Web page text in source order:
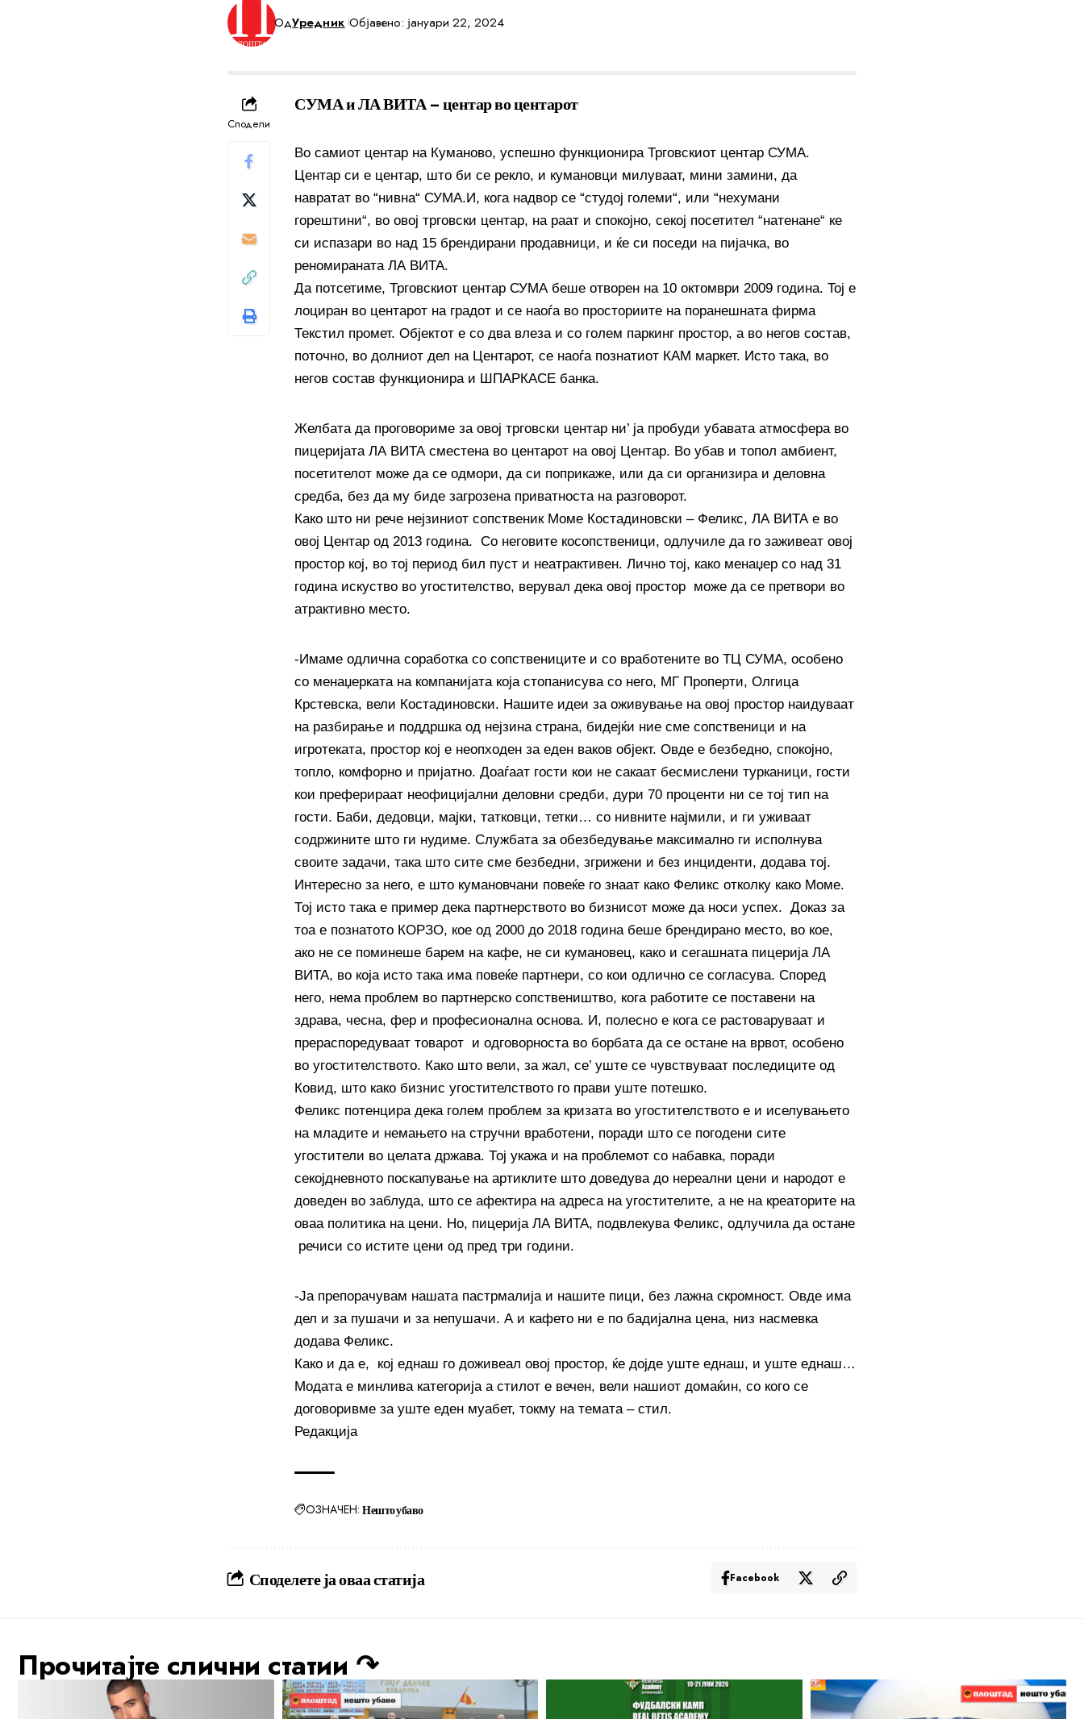
ОдУредник Објавено: јануари 22, 2024
Сподели
СУМА и ЛА ВИТА – центар во центарот
Во самиот центар на Куманово, успешно функционира Трговскиот центар СУМА.
Центар си е центар, што би се рекло, и кумановци милуваат, мини замини, да
навратат во “нивна“ СУМА.И, кога надвор се “студој големи“, или “нехумани
горештини“, во овој трговски центар, на раат и спокојно, секој посетител “натенане“ ке
си испазари во над 15 брендирани продавници, и ќе си поседи на пијачка, во
реномираната ЛА ВИТА.
Да потсетиме, Трговскиот центар СУМА беше отворен на 10 октомври 2009 година. Toj е
лоциран во центарот на градот и се наоѓа во просториите на поранешната фирма
Текстил промет. Објектот е со два влеза и со голем паркинг простор, а во негов состав,
поточно, во долниот дел на Центарот, се наоѓа познатиот КАМ маркет. Исто така, во
негов состав функционира и ШПАРКАСЕ банка.
Желбата да проговориме за овој трговски центар ни’ ја пробуди убавата атмосфера во
пицеријата ЛА ВИТА сместена во центарот на овој Центар. Во убав и топол амбиент,
посетителот може да се одмори, да си поприкаже, или да си организира и деловна
средба, без да му биде загрозена приватноста на разговорот.
Како што ни рече нејзиниот сопственик Моме Костадиновски – Феликс, ЛА ВИТА е во
овој Центар од 2013 година. Со неговите косопственици, одлучиле да го заживеат овој
простор кој, во тој период бил пуст и неатрактивен. Лично тој, како менаџер со над 31
година искуство во угостителство, верувал дека овој простор може да се претвори во
атрактивно место.
-Имаме одлична соработка со сопствениците и со вработените во ТЦ СУМА, особено
со менаџерката на компанијата која стопанисува со него, МГ Проперти, Олгица
Крстевска, вели Костадиновски. Нашите идеи за оживување на овој простор наидуваат
на разбирање и поддршка од нејзина страна, бидејќи ние сме сопственици и на
игротеката, простор кој е неопходен за еден ваков објект. Овде е безбедно, спокојно,
топло, комфорно и пријатно. Доаѓаат гости кои не сакаат бесмислени турканици, гости
кои преферираат неофицијални деловни средби, дури 70 проценти ни се тој тип на
гости. Баби, дедовци, мајки, татковци, тетки… со нивните најмили, и ги уживаат
содржините што ги нудиме. Службата за обезбедување максимално ги исполнува
своите задачи, така што сите сме безбедни, згрижени и без инциденти, додава тој.
Интересно за него, е што кумановчани повеќе го знаат како Феликс отколку како Моме.
Тој исто така е пример дека партнерството во бизнисот може да носи успех. Доказ за
тоа е познатото КОРЗО, кое од 2000 до 2018 година беше брендирано место, во кое,
ако не се поминеше барем на кафе, не си кумановец, како и сегашната пицерија ЛА
ВИТА, во која исто така има повеќе партнери, со кои одлично се согласува. Според
него, нема проблем во партнерско сопствеништво, кога работите се поставени на
здрава, чесна, фер и професионална основа. И, полесно е кога се растоваруваат и
прераспоредуваат товарот и одговорноста во борбата да се остане на врвот, особено
во угостителството. Како што вели, за жал, се’ уште се чувствуваат последиците од
Ковид, што како бизнис угостителството го прави уште потешко.
Феликс потенцира дека голем проблем за кризата во угостителството е и иселувањето
на младите и немањето на стручни вработени, поради што се погодени сите
угостители во целата држава. Тој укажа и на проблемот со набавка, поради
секојдневното поскапување на артиклите што доведува до нереални цени и народот е
доведен во заблуда, што се афектира на адреса на угостителите, а не на креаторите на
оваа политика на цени. Но, пицерија ЛА ВИТА, подвлекува Феликс, одлучила да остане
речиси со истите цени од пред три години.
-Ја препорачувам нашата пастрмалија и нашите пици, без лажна скромност. Овде има
дел и за пушачи и за непушачи. А и кафето ни е по бадијална цена, низ насмевка
додава Феликс.
Како и да е, кој еднаш го доживеал овој простор, ќе дојде уште еднаш, и уште еднаш…
Модата е минлива категорија а стилот е вечен, вели нашиот домаќин, со кого се
договоривме за уште еден муабет, токму на темата – стил.
Редакција
ОЗНАЧЕН: Нешто убаво
Споделете ја оваа статија Facebook
Прочитајте слични статии ↷